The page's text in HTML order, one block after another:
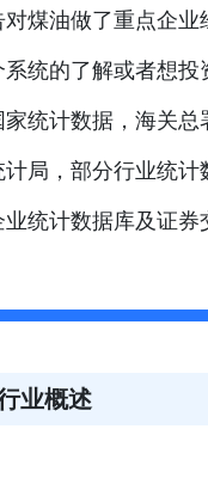
煤油做了重点企
统的了解或者想
统计数据，海关
局，部分行业统
统计数据库及证
业概述